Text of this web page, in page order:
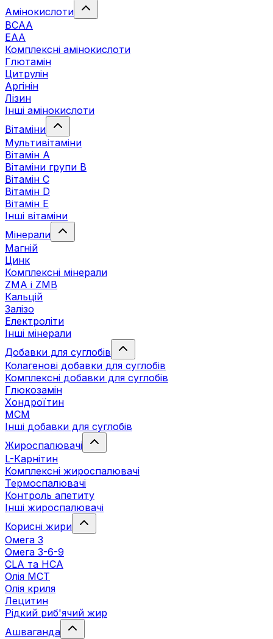
Амінокислоти
BCAA
EAA
Комплексні амінокислоти
Глютамін
Цитрулін
Аргінін
Лізин
Інші амінокислоти
Вітаміни
Мультивітаміни
Вітамін А
Вітаміни групи В
Вітамін C
Вітамін D
Вітамін Е
Інші вітаміни
Мінерали
Магній
Цинк
Комплексні мінерали
ZMA і ZMB
Кальцій
Залізо
Електроліти
Інші мінерали
Добавки для суглобів
Колагенові добавки для суглобів
Комплексні добавки для суглобів
Глюкозамін
Хондроїтин
МСМ
Інші добавки для суглобів
Жироспалювачі
L-Карнітин
Комплексні жироспалювачі
Термоспалювачі
Контроль апетиту
Інші жироспалювачі
Корисні жири
Омега 3
Омега 3-6-9
CLA та HCA
Олія МСТ
Олія криля
Лецитин
Рідкий риб'ячий жир
Ашваганда